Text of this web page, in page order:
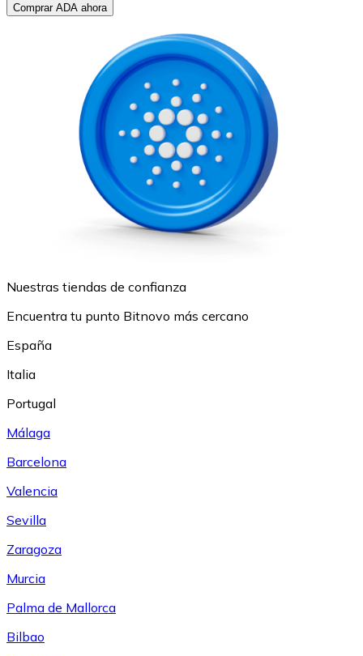
Comprar ADA ahora
Nuestras tiendas de confianza
Encuentra tu punto Bitnovo más cercano
España
Italia
Portugal
Málaga
Barcelona
Valencia
Sevilla
Zaragoza
Murcia
Palma de Mallorca
Bilbao